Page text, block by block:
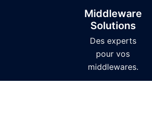
Middleware
Solutions
Des experts
pour vos
middlewares.